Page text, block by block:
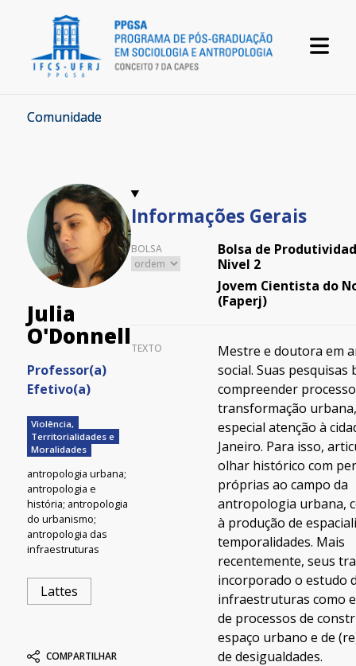
Comunidade
Julia
O'Donnell
Professor(a)
Efetivo(a)
Violência,
Territorialidades e
Moralidades
antropologia urbana;
antropologia e
história; antropologia
do urbanismo;
antropologia das
infraestruturas
Lattes
COMPARTILHAR
Informações Gerais
BOLSA
Bolsa de
Nivel 2
Jovem Cientista do
(Faperj)
TEXTO
Mestre e doutora em
social. Suas pesquisas
compreender
transformação
especial atenção à
Janeiro. Para isso,
olhar histórico com
próprias ao campo da
antropologia urbana,
à produção de
temporalidades. Mais
recentemente, seus
incorporado o estudo
infraestruturas como
de processos de
espaço urbano e de
de desigualdades.